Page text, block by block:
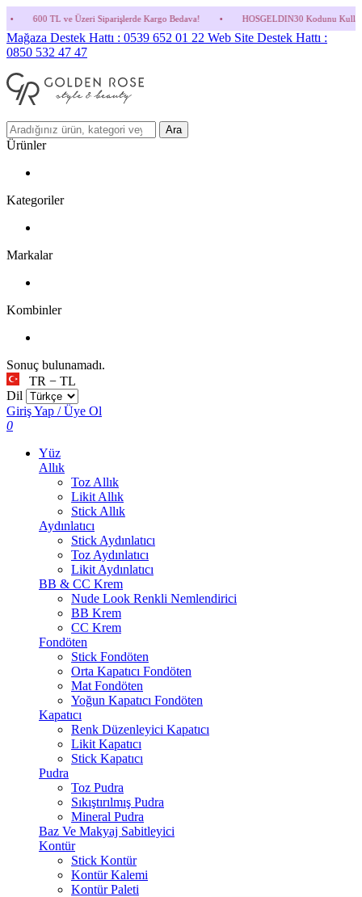
Siparişlerde Kargo Bedava! • HOSGELDIN30 Kodunu Kullanmayı Unutma!
Mağaza Destek Hattı : 0539 652 01 22 Web Site Destek Hattı :
0850 532 47 47
Ara
Ürünler
Kategoriler
Markalar
Kombinler
Sonuç bulunamadı.
TR − TL
Dil
Giriş Yap / Üye Ol
0
Yüz
Allık
Toz Allık
Likit Allık
Stick Allık
Aydınlatıcı
Stick Aydınlatıcı
Toz Aydınlatıcı
Likit Aydınlatıcı
BB & CC Krem
Nude Look Renkli Nemlendirici
BB Krem
CC Krem
Fondöten
Stick Fondöten
Orta Kapatıcı Fondöten
Mat Fondöten
Yoğun Kapatıcı Fondöten
Kapatıcı
Renk Düzenleyici Kapatıcı
Likit Kapatıcı
Stick Kapatıcı
Pudra
Toz Pudra
Sıkıştırılmış Pudra
Mineral Pudra
Baz Ve Makyaj Sabitleyici
Kontür
Stick Kontür
Kontür Kalemi
Kontür Paleti